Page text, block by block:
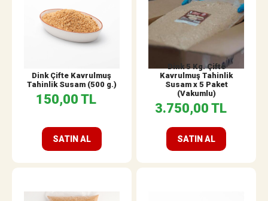
Dink Çifte Kavrulmuş
Tahinlik Susam (500 g.)
150,00 TL
SATIN AL
Dink 5 Kg. Çifte
Kavrulmuş Tahinlik
Susam x 5 Paket
(Vakumlu)
3.750,00 TL
SATIN AL